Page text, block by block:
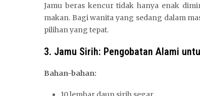
Jamu beras kencur tidak hanya enak
makan. Bagi wanita yang sedang dalam
pilihan yang tepat.
3. Jamu Sirih: Pengobatan Alami
Bahan-bahan: